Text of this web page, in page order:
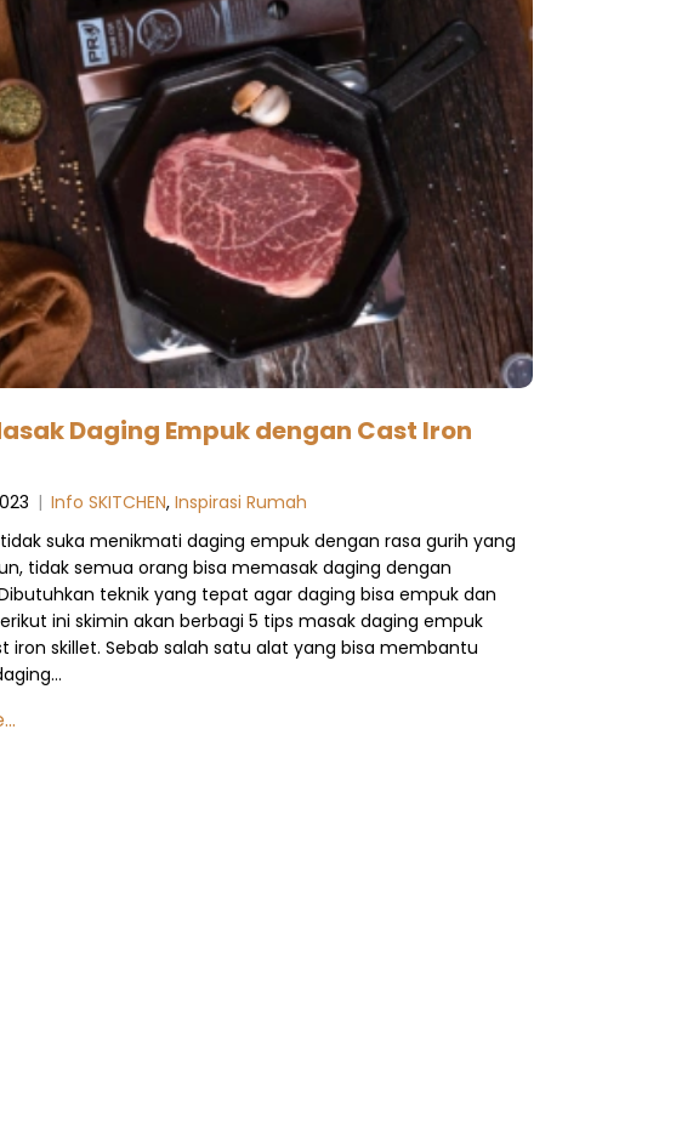
Daging Empuk dengan Cast Iron
| Info SKITCHEN, Inspirasi Rumah
suka menikmati daging empuk dengan rasa gurih yang
tidak semua orang bisa memasak daging dengan
teknik yang tepat agar daging bisa empuk dan
ini skimin akan berbagi 5 tips masak daging empuk
iron skillet. Sebab salah satu alat yang bisa membantu